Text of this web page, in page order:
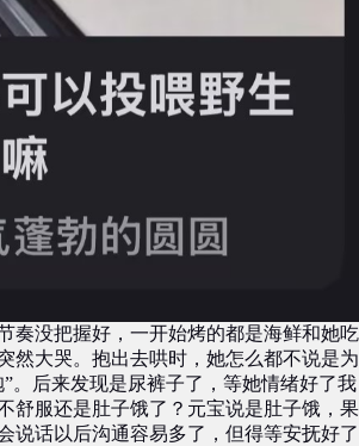
奏没把握好，一开始烤的都是海鲜和她吃
然大哭。抱出去哄时，她怎么都不说是为
。后来发现是尿裤子了，等她情绪好了我
舒服还是肚子饿了？元宝说是肚子饿，果
说话以后沟通容易多了，但得等安抚好了